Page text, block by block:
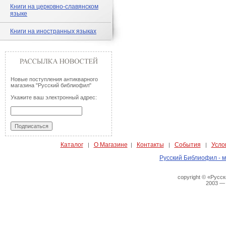
Книги на церковно-славянском
языке
Книги на иностранных языках
Новые поступления антикварного
магазина "Русский библиофил"
Укажите ваш электронный адрес:
Каталог| О Магазине | Контакты | События |
Русский Библиофил -
copyright ©
2003 —